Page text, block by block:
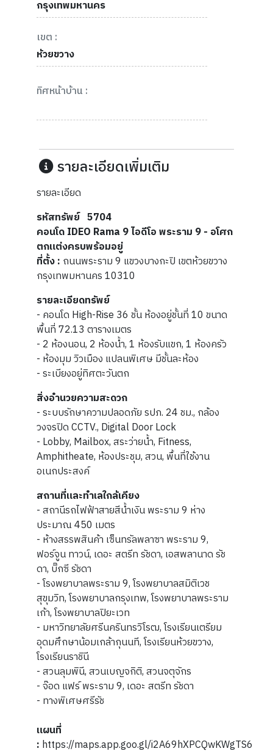
กรุงเทพมหานคร
เขต :
ห้วยขวาง
ทิศหน้าบ้าน :
รายละเอียดเพิ่มเติม
รายละเอียด
รหัสทรัพย์ 5704
คอนโด IDEO Rama 9 ไอดีโอ พระราม 9 - อโศก
ตกแต่งครบพร้อมอยู่
ที่ตั้ง : ถนนพระราม 9 แขวงบางกะปิ เขตห้วยขวาง
กรุงเทพมหานคร 10310
รายละเอียดทรัพย์
- คอนโด High-Rise 36 ชั้น ห้องอยู่ชั้นที่ 10 ขนาด
พื้นที่ 72.13 ตารางเมตร
- 2 ห้องนอน, 2 ห้องน้ำ, 1 ห้องรับแขก, 1 ห้องครัว
- ห้องมุม วิวเมือง แปลนพิเศษ มีชั้นละห้อง
- ระเบียงอยู่ทิศตะวันตก
สิ่งอำนวยความสะดวก
- ระบบรักษาความปลอดภัย รปภ. 24 ชม., กล้อง
วงจรปิด CCTV., Digital Door Lock
- Lobby, Mailbox, สระว่ายน้ำ, Fitness,
Amphitheate, ห้องประชุม, สวน, พื้นที่ใช้งาน
อเนกประสงค์
สถานที่และทำเลใกล้เคียง
- สถานีรถไฟฟ้าสายสีน้ำเงิน พระราม 9 ห่าง
ประมาณ 450 เมตร
- ห้างสรรพสินค้า เซ็นทรัลพลาซา พระราม 9,
ฟอร์จูน ทาวน์, เดอะ สตรีท รัชดา, เอสพลานาด รัช
ดา, บิ๊กซี รัชดา
- โรงพยาบาลพระราม 9, โรงพยาบาลสมิติเวช
สุขุมวิท, โรงพยาบาลกรุงเทพ, โรงพยาบาลพระราม
เก้า, โรงพยาบาลปิยะเวท
- มหาวิทยาลัยศรีนครินทรวิโรฒ, โรงเรียนเตรียม
อุดมศึกษาน้อมเกล้ากุนนที, โรงเรียนห้วยขวาง,
โรงเรียนราชินี
- สวนลุมพินี, สวนเบญจกิติ, สวนจตุจักร
- จ๊อด แฟร์ พระราม 9, เดอะ สตรีท รัชดา
- ทางพิเศษศรีรัช
แผนที่
: https://maps.app.goo.gl/i2A69hXPCQwKWgTS6